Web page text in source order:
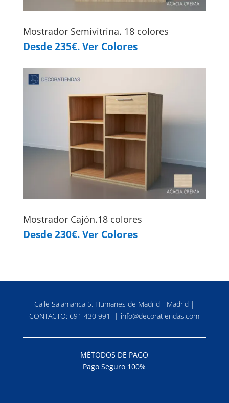
Mostrador Semivitrina. 18 colores
Desde 235€. Ver Colores
Mostrador Cajón.18 colores
Desde 230€. Ver Colores
Calle Salamanca 5, Humanes de Madrid - Madrid |
CONTACTO:691 430 991 | info@decoratiendas.com
MÉTODOS DE PAGO
Pago Seguro 100%